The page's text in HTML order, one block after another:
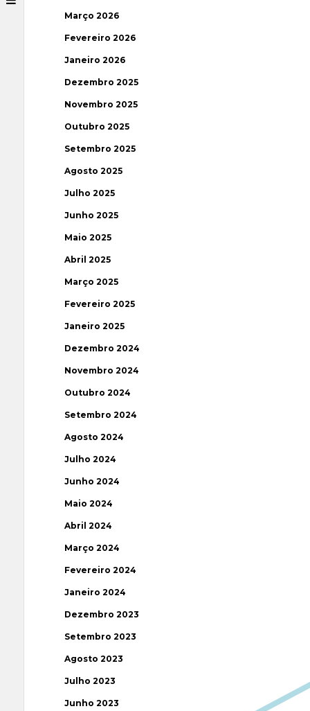
Março 2026
Fevereiro 2026
Janeiro 2026
Dezembro 2025
Novembro 2025
Outubro 2025
Setembro 2025
Agosto 2025
Julho 2025
Junho 2025
Maio 2025
Abril 2025
Março 2025
Fevereiro 2025
Janeiro 2025
Dezembro 2024
Novembro 2024
Outubro 2024
Setembro 2024
Agosto 2024
Julho 2024
Junho 2024
Maio 2024
Abril 2024
Março 2024
Fevereiro 2024
Janeiro 2024
Dezembro 2023
Setembro 2023
Agosto 2023
Julho 2023
Junho 2023